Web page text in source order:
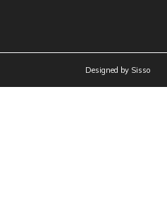
Designed by Sisso